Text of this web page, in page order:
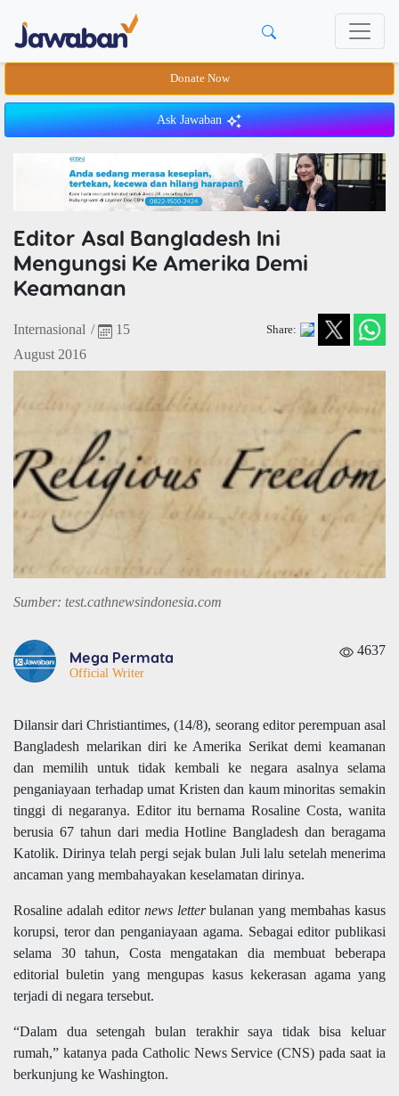
Donate Now
Ask Jawaban
Editor Asal Bangladesh Ini
Mengungsi Ke Amerika Demi
Keamanan
Internasional /
15
August 2016
Share:
Sumber: test.cathnewsindonesia.com
Mega Permata
Official Writer
4637
Dilansir dari Christiantimes, (14/8), seorang editor perempuan asal
Bangladesh melarikan diri ke Amerika Serikat demi keamanan
dan memilih untuk tidak kembali ke negara asalnya selama
penganiayaan terhadap umat Kristen dan kaum minoritas semakin
tinggi di negaranya. Editor itu bernama Rosaline Costa, wanita
berusia 67 tahun dari media Hotline Bangladesh dan beragama
Katolik. Dirinya telah pergi sejak bulan Juli lalu setelah menerima
ancaman yang membahayakan keselamatan dirinya.
Rosaline adalah editornews letterbulanan yang membahas kasus
korupsi, teror dan penganiayaan agama. Sebagai editor publikasi
selama 30 tahun, Costa mengatakan dia membuat beberapa
editorial buletin yang mengupas kasus kekerasan agama yang
terjadi di negara tersebut.
“Dalam dua setengah bulan terakhir saya tidak bisa keluar
rumah,” katanya pada Catholic News Service (CNS) pada saat ia
berkunjung ke Washington.